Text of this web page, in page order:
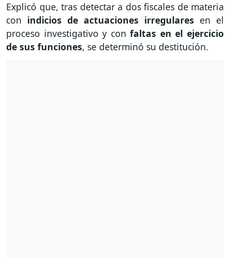
Explicó que, tras detectar a dos fiscales de materia
con indicios de actuaciones irregulares en el
proceso investigativo y confaltas en el ejercicio
de sus funciones, se determinó su destitución.